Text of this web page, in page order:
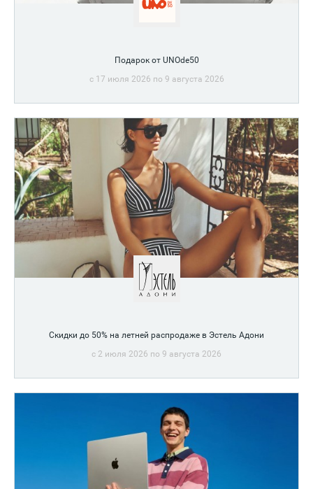
Подарок от UNOde50
c 17 июля 2026 по 9 августа 2026
сумму от 18 990 рублей
Скидки до 50% на летней распродаже в Эстель Адони
c 2 июля 2026 по 9 августа 2026